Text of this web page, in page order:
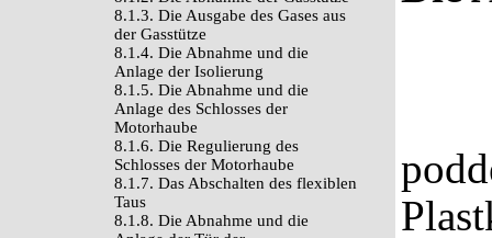
8.1.3. Die Ausgabe des Gases aus
der Gasstütze
8.1.4. Die Abnahme und die
Anlage der Isolierung
8.1.5. Die Abnahme und die
Anlage des Schlosses der
Motorhaube
8.1.6. Die Regulierung des
Schlosses der Motorhaube
8.1.7. Das Abschalten des flexiblen
Taus
8.1.8. Die Abnahme und die